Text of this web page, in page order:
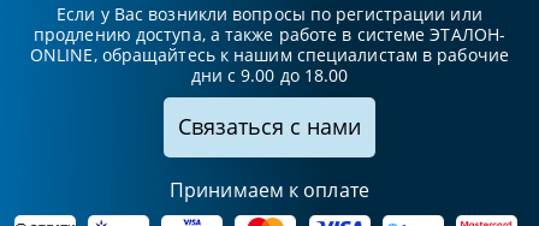
Если у Вас возникли вопросы по регистрации или
продлению доступа, а также работе в системе ЭТАЛОН-
ONLINE, обращайтесь к нашим специалистам в рабочие
дни с 9.00 до 18.00
Связаться с нами
Принимаем к оплате